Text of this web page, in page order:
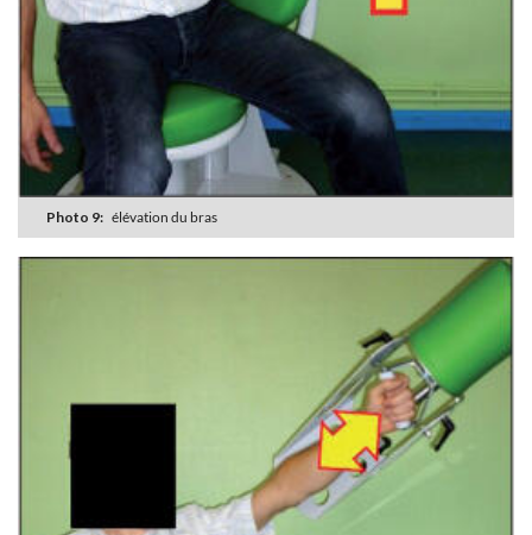
Photo 9: élévation du bras